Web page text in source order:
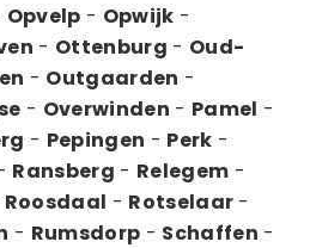
Opvelp - Opwijk -
- Ottenburg - Oud-
- Outgaarden -
- Overwinden - Pamel -
- Pepingen - Perk -
Ransberg - Relegem -
Roosdaal - Rotselaar -
- Rumsdorp - Schaffen -